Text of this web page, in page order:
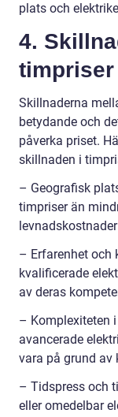
plats och
4.
Skillnaderna
betydande och
påverka priset.
skillnaden i
– Geografisk
timpriser än
– Erfarenhet och
kvalificerade
av deras
– Komplexiteten
avancerade
vara på grund av
– Tidspress och
eller omedelbar